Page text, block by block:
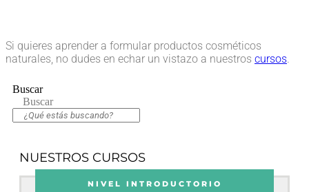
Si quieres aprender a formular productos cosméticos
naturales, no dudes en echar un vistazo a nuestros cursos.
Buscar
Buscar
NUESTROS CURSOS
NIVEL INTRODUCTORIO